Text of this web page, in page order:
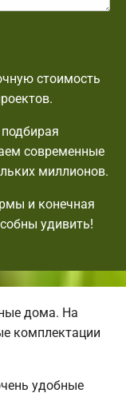
стоимость
современные
миллионов.
и конечная
удивить!
дома. На
комплектации
удобные